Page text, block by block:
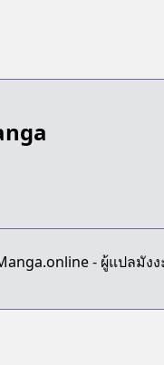
- ผู้แปลมั